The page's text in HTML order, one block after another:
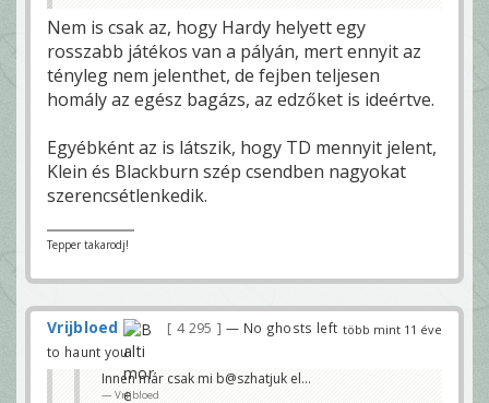
Nem is csak az, hogy Hardy helyett egy
rosszabb játékos van a pályán, mert ennyit az
tényleg nem jelenthet, de fejben teljesen
homály az egész bagázs, az edzőket is ideértve.
Egyébként az is látszik, hogy TD mennyit jelent,
Klein és Blackburn szép csendben nagyokat
szerencsétlenkedik.
Tepper takarodj!
több mint 11 éve
Vrijbloed 4 295
— No ghosts left
to haunt you
Innen már csak mi b@szhatjuk el...
Vrijbloed